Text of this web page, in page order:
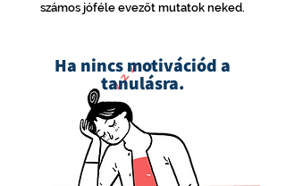
számos jóféle evezőt mutatok neked.
Ha nincs motivációd a
tanulásra.